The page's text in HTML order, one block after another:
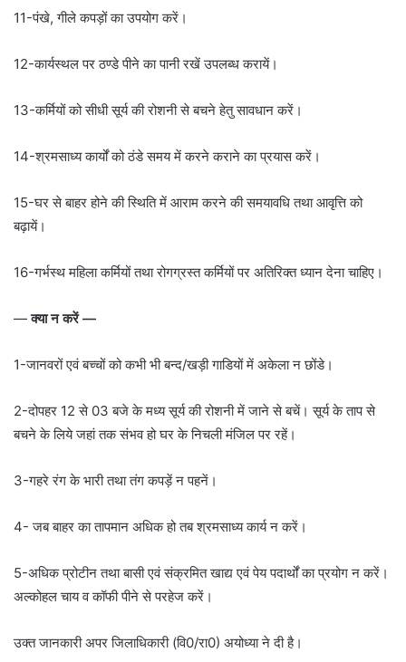
11-पंखे, गीले कपड़ों का उपयोग करें।
12-कार्यस्थल पर ठण्डे पीने का पानी रखें उपलब्ध करायें।
13-कर्मियों को सीधी सूर्य की रोशनी से बचने हेतु सावधान करें।
14-श्रमसाध्य कार्यों को ठंडे समय में करने कराने का प्रयास करें।
15-घर से बाहर होने की स्थिति में आराम करने की समयावधि तथा आवृत्ति को
बढ़ायें।
16-गर्भस्थ महिला कर्मियों तथा रोगग्रस्त कर्मियों पर अतिरिक्त ध्यान देना चाहिए।
—क्या न करें —
1-जानवरों एवं बच्चों को कभी भी बन्द/खड़ी गाडियों में अकेला न छोंडे।
2-दोपहर 12 से 03 बजे के मध्य सूर्य की रोशनी में जाने से बचें। सूर्य के ताप से
बचने के लिये जहां तक संभव हो घर के निचली मंजिल पर रहें।
3-गहरे रंग के भारी तथा तंग कपड़ें न पहनें।
4- जब बाहर का तापमान अधिक हो तब श्रमसाध्य कार्य न करें।
5-अधिक प्रोटीन तथा बासी एवं संक्रमित खाद्य एवं पेय पदार्थों का प्रयोग न करें।
अल्कोहल चाय व कॉफी पीने से परहेज करें।
उक्त जानकारी अपर जिलाधिकारी (वि0/रा0) अयोध्या ने दी है।